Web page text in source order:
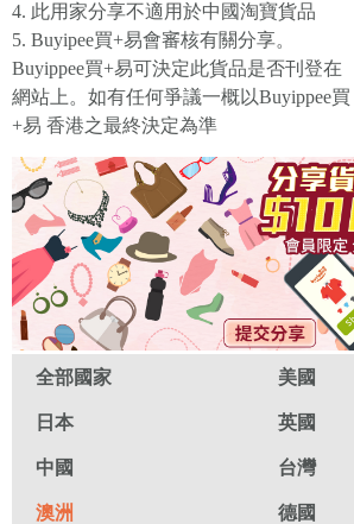
4. 此用家分享不適用於中國淘寶貨品
5. Buyipee買+易會審核有關分享。
Buyippee買+易可決定此貨品是否刊登在
網站上。如有任何爭議一概以Buyippee買
+易 香港之最終決定為準
全部國家 美國
日本 英國
中國 台灣
澳洲 德國